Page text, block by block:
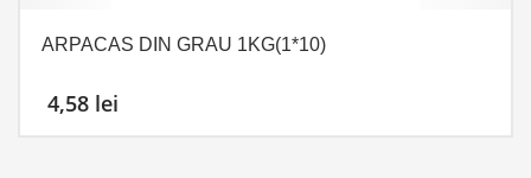
ARPACAS DIN GRAU 1KG(1*10)
4,58 lei